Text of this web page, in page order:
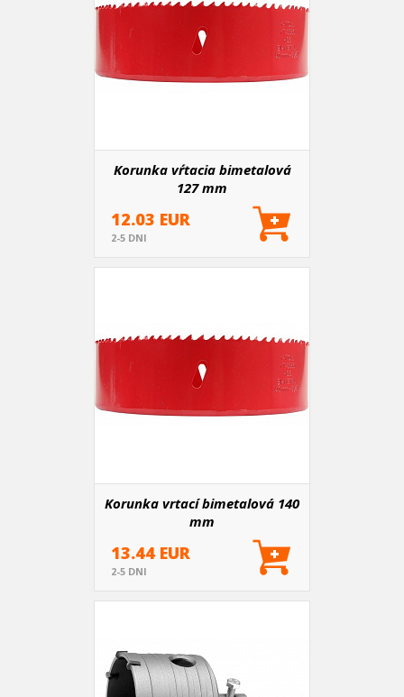
Korunka vŕtacia bimetalová
127 mm
12.03 EUR
2-5 DNI
Korunka vrtací bimetalová 140
mm
13.44 EUR
2-5 DNI